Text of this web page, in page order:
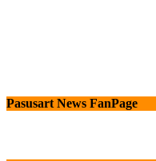
Pasusart News FanPage